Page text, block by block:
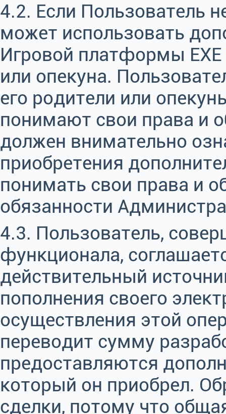
4.2. Если Пользователь
может использовать
Игровой платформы
или опекуна.
его родители или
понимают свои права и
должен внимательно
приобретения
понимать свои права и
обязанности
4.3. Пользователь,
функционала,
действительный
пополнения своего
осуществления этой
переводит сумму
предоставляются
который он приобрел.
сделки, потому что